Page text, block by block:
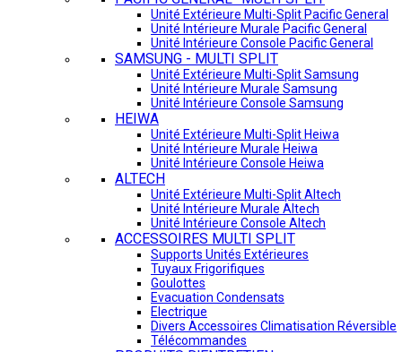
Unité Extérieure Multi-Split Pacific General
Unité Intérieure Murale Pacific General
Unité Intérieure Console Pacific General
SAMSUNG - MULTI SPLIT
Unité Extérieure Multi-Split Samsung
Unité Intérieure Murale Samsung
Unité Intérieure Console Samsung
HEIWA
Unité Extérieure Multi-Split Heiwa
Unité Intérieure Murale Heiwa
Unité Intérieure Console Heiwa
ALTECH
Unité Extérieure Multi-Split Altech
Unité Intérieure Murale Altech
Unité Intérieure Console Altech
ACCESSOIRES MULTI SPLIT
Supports Unités Extérieures
Tuyaux Frigorifiques
Goulottes
Evacuation Condensats
Electrique
Divers Accessoires Climatisation Réversible
Télécommandes